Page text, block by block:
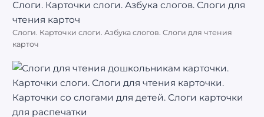
Слоги. Карточки слоги. Азбука слогов. Слоги для чтения
карточ